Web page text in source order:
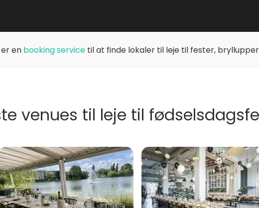
en booking servicetil at finde lokaler til leje til fester,
venues til leje til